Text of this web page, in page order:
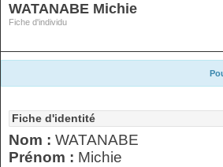
WATANABE Michie
Fiche d'individu
Fiche d'identité
Nom : WATANABE
Prénom : Michie